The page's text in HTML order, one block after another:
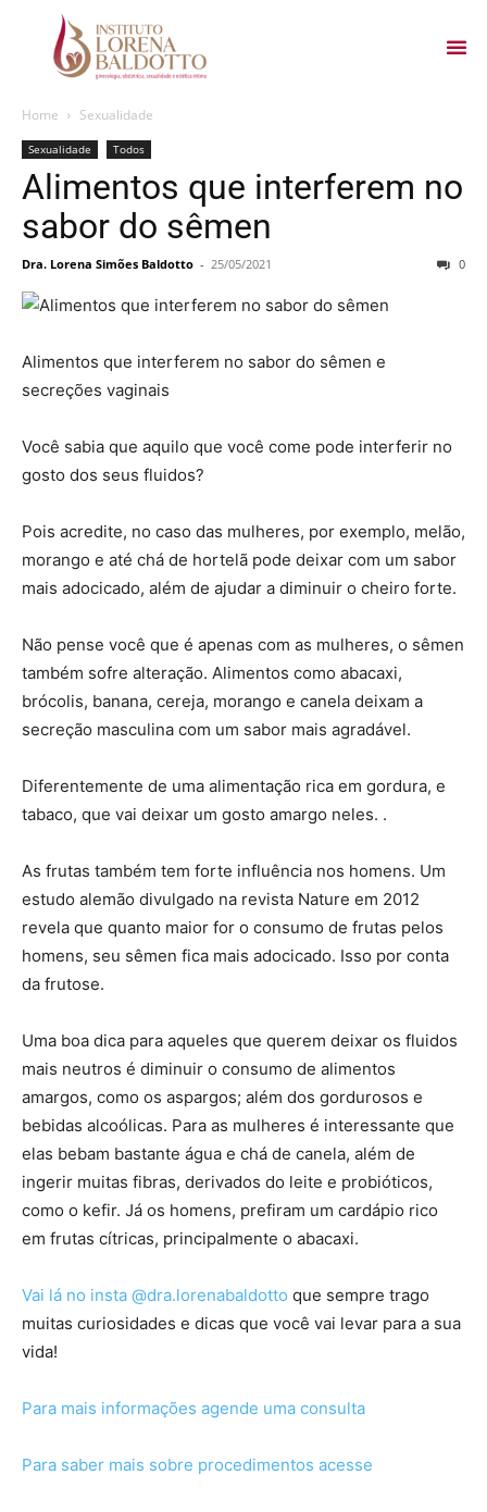
Home Sexualidade
Sexualidade Todos
Alimentos que interferem no
sabor do sêmen
Dra. Lorena Simões Baldotto - 25/05/2021 0
Alimentos que interferem no sabor do sêmen e
secreções vaginais
Você sabia que aquilo que você come pode interferir no
gosto dos seus fluidos?
Pois acredite, no caso das mulheres, por exemplo, melão,
morango e até chá de hortelã pode deixar com um sabor
mais adocicado, além de ajudar a diminuir o cheiro forte.
Não pense você que é apenas com as mulheres, o sêmen
também sofre alteração. Alimentos como abacaxi,
brócolis, banana, cereja, morango e canela deixam a
secreção masculina com um sabor mais agradável.
Diferentemente de uma alimentação rica em gordura, e
tabaco, que vai deixar um gosto amargo neles. .
As frutas também tem forte influência nos homens. Um
estudo alemão divulgado na revista Nature em 2012
revela que quanto maior for o consumo de frutas pelos
homens, seu sêmen fica mais adocicado. Isso por conta
da frutose.
Uma boa dica para aqueles que querem deixar os fluidos
mais neutros é diminuir o consumo de alimentos
amargos, como os aspargos; além dos gordurosos e
bebidas alcoólicas. Para as mulheres é interessante que
elas bebam bastante água e chá de canela, além de
ingerir muitas fibras, derivados do leite e probióticos,
como o kefir. Já os homens, prefiram um cardápio rico
em frutas cítricas, principalmente o abacaxi.
Vai lá no insta @dra.lorenabaldotto que sempre trago
muitas curiosidades e dicas que você vai levar para a sua
vida!
Para mais informações agende uma consulta
Para saber mais sobre procedimentos acesse